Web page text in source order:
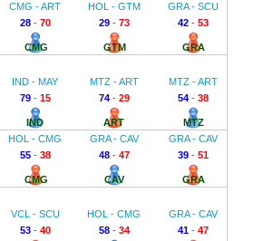
CMG - ART
28- 70
CMG
HOL - GTM
29- 73
GTM
GRA - SCU
42 - 53
GRA
IND - MAY
79- 15
IND
MTZ - ART
74- 29
ART
MTZ - ART
54 - 38
MTZ
HOL - CMG
55- 38
CMG
GRA - CAV
48- 47
CAV
GRA - CAV
39 - 51
GRA
VCL - SCU
53- 40
HOL - CMG
58- 34
GRA - CAV
41 - 47